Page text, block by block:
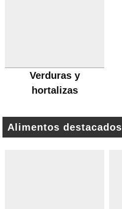
Verduras y
hortalizas
Alimentos destacados